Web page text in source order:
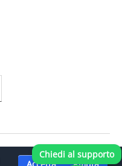
Chiedi al supporto